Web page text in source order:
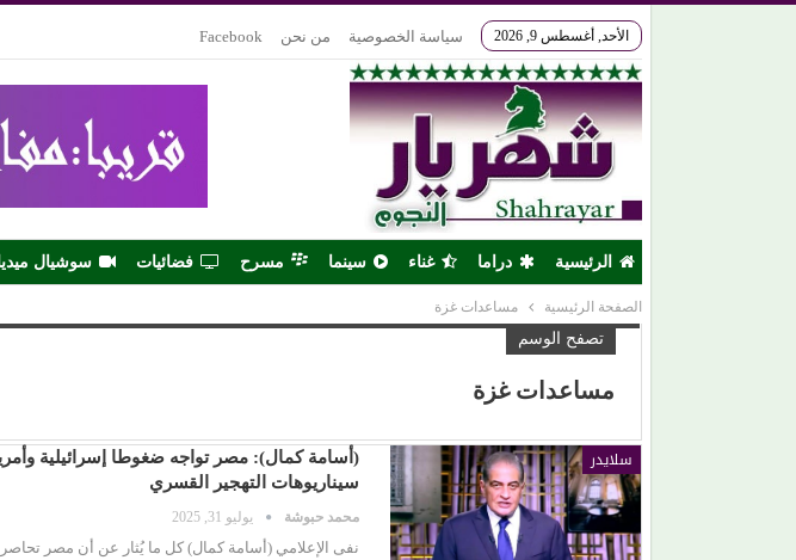
الأحد, أغسطس 9, 2026 سياسة الخصوصية من نحن Facebook
الرئيسية دراما غناء سينما مسرح فضائيات سوشيال
الصفحة الرئيسية مساعدات غزة
تصفح الوسم
مساعدات غزة
سلايدر
(أسامة كمال): مصر تواجه ضغوطا إسرائيلية
سيناريوهات التهجير القسري
محمد حبوشة يوليو 31, 2025
نفى الإعلامي (أسامة كمال) كل ما يُثار عن أن مصر